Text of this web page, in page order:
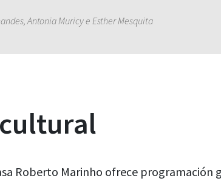
Antonia Muricy e Esther Mesquita
Roberto Marinho ofrece programación